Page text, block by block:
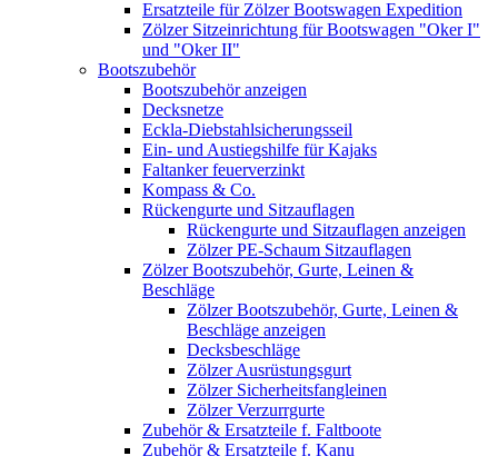
Ersatzteile für Zölzer Bootswagen Expedition
Zölzer Sitzeinrichtung für Bootswagen "Oker I"
und "Oker II"
Bootszubehör
Bootszubehör anzeigen
Decksnetze
Eckla-Diebstahlsicherungsseil
Ein- und Austiegshilfe für Kajaks
Faltanker feuerverzinkt
Kompass & Co.
Rückengurte und Sitzauflagen
Rückengurte und Sitzauflagen anzeigen
Zölzer PE-Schaum Sitzauflagen
Zölzer Bootszubehör, Gurte, Leinen &
Beschläge
Zölzer Bootszubehör, Gurte, Leinen &
Beschläge anzeigen
Decksbeschläge
Zölzer Ausrüstungsgurt
Zölzer Sicherheitsfangleinen
Zölzer Verzurrgurte
Zubehör & Ersatzteile f. Faltboote
Zubehör & Ersatzteile f. Kanu